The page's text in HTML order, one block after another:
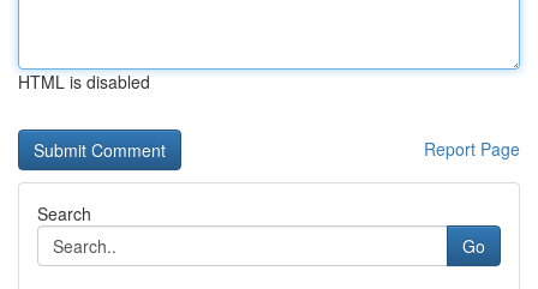
HTML is disabled
Report Page
Search
Go